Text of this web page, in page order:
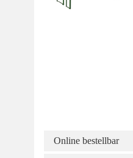
Online bestellbar